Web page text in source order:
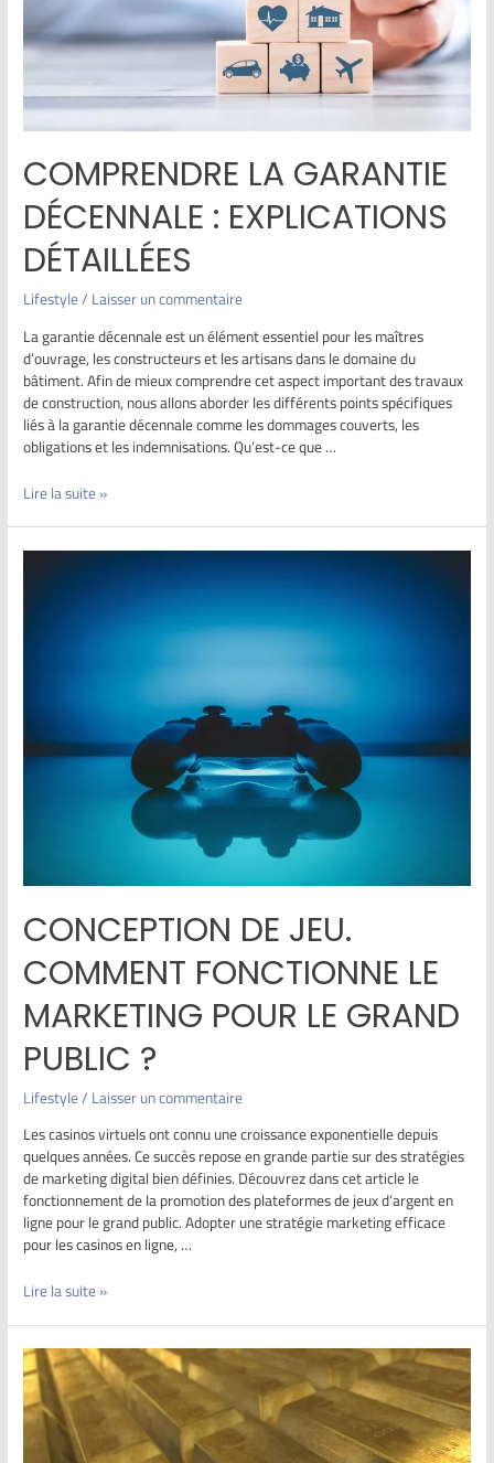
COMPRENDRE LA GARANTIE
DÉCENNALE : EXPLICATIONS
DÉTAILLÉES
Lifestyle/Laisser un commentaire
La garantie décennale est un élément essentiel pour les maîtres
d’ouvrage, les constructeurs et les artisans dans le domaine du
bâtiment. Afin de mieux comprendre cet aspect important des travaux
de construction, nous allons aborder les différents points spécifiques
liés à la garantie décennale comme les dommages couverts, les
obligations et les indemnisations. Qu’est-ce que …
Lire la suite »
CONCEPTION DE JEU.
COMMENT FONCTIONNE LE
MARKETING POUR LE GRAND
PUBLIC ?
Lifestyle/Laisser un commentaire
Les casinos virtuels ont connu une croissance exponentielle depuis
quelques années. Ce succès repose en grande partie sur des stratégies
de marketing digital bien définies. Découvrez dans cet article le
fonctionnement de la promotion des plateformes de jeux d’argent en
ligne pour le grand public. Adopter une stratégie marketing efficace
pour les casinos en ligne, …
Lire la suite »